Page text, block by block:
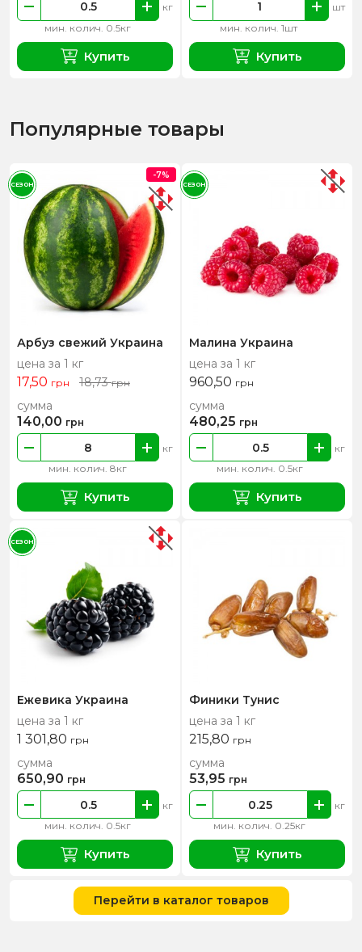
мин. колич. 0.5кг
кг
Купить
мин. колич. 1шт
шт
Купить
Популярные товары
Арбуз свежий Украина
цена за 1 кг
17,50 грн 18,73грн
мин. колич. 8кг
кг
сумма
140,00 грн
Купить
-7%
СЕЗОН
Малина Украина
цена за 1 кг
960,50 грн
мин. колич. 0.5кг
кг
сумма
480,25 грн
Купить
СЕЗОН
Ежевика Украина
цена за 1 кг
1 301,80 грн
мин. колич. 0.5кг
кг
сумма
650,90 грн
Купить
СЕЗОН
Финики Тунис
цена за 1 кг
215,80 грн
мин. колич. 0.25кг
кг
сумма
53,95 грн
Купить
Перейти в каталог товаров